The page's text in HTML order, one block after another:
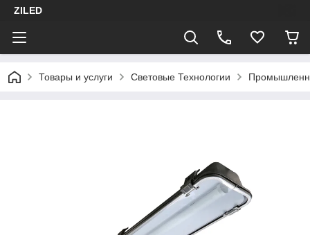
ZILED
Товары и услуги Световые Технологии